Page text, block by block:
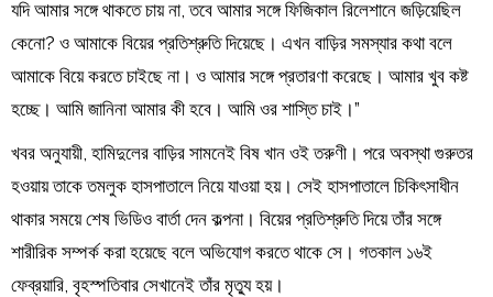
যদি আমার সঙ্গে থাকতে চায় না, তবে আমার সঙ্গে ফিজিকাল রিলেশানে জড়িয়েছিল
কেনো? ও আমাকে বিয়ের প্রতিশ্রুতি দিয়েছে। এখন বাড়ির সমস্যার কথা বলে
আমাকে বিয়ে করতে চাইছে না। ও আমার সঙ্গে প্রতারণা করেছে। আমার খুব কষ্ট
হচ্ছে। আমি জানিনা আমার কী হবে। আমি ওর শাস্তি চাই।”
খবর অনুযায়ী, হামিদুলের বাড়ির সামনেই বিষ খান ওই তরুণী। পরে অবস্থা গুরুতর
হওয়ায় তাকে তমলুক হাসপাতালে নিয়ে যাওয়া হয়। সেই হাসপাতালে চিকিৎসাধীন
থাকার সময়ে শেষ ভিডিও বার্তা দেন কল্পনা। বিয়ের প্রতিশ্রুতি দিয়ে তাঁর সঙ্গে
শারীরিক সম্পর্ক করা হয়েছে বলে অভিযোগ করতে থাকে সে। গতকাল ১৬ই
ফেব্রয়ারি, বৃহস্পতিবার সেখানেই তাঁর মৃত্যু হয়।